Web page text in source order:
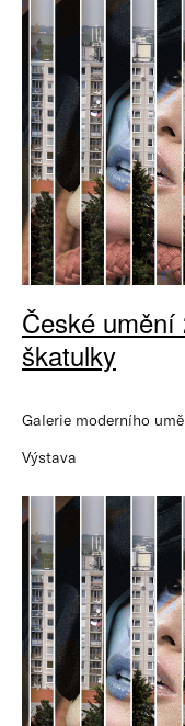
České
škatulky
Galerie moderního
Výstava